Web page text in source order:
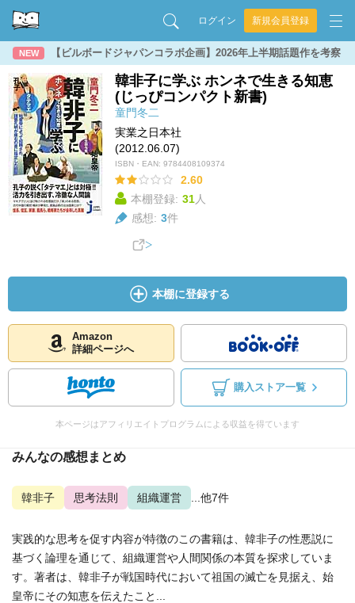
ログイン 新規会員登録
NEW 【ビルボードジャパンコラボ企画】2026年上半期話題作を考察
韓非子に学ぶ ホンネで生きる知恵
(じっぴコンパクト新書)
童門冬二
実業之日本社
(2012.06.07)
ISBN・EAN: 9784408109374
2.60
本棚登録: 31人
感想: 3件
本棚に登録する
Amazon
詳細ページへ
購入ストア一覧
本ページはアフィリエイトプログラムによる収益を得ています
みんなの感想まとめ
韓非子 思考法則 組織運営 ...他7件
実践的な思考を促す内容が特徴のこの書籍は、韓非子の性悪説に
基づく論理を通じて、組織運営や人間関係の本質を探求していま
す。著者は、韓非子が戦国時代において祖国の滅亡を見据え、始
皇帝にその知恵を伝えたこと...